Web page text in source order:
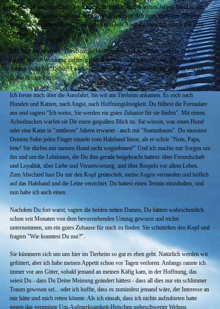
Brieftasche und erzähltest Geschichten über mich. In den letzten Jahren hast Du nur
noch mit "Ja" geantwortet und das Thema gewechselt. Ich hatte mich von "Deinem
Hund" in "nur einen Hund" verwandelt, und jede Ausgabe für mich wurde Dir zum
Dorn im Auge.
Jetzt hast Du eine neue Berufsmöglichkeit in einer anderen Stadt, und Du und sie
werdet in eine Wohnung ziehen, in der Haustiere nicht gestattet sind. Du hast die
richtige Wahl für "Deine" Familie getroffen, aber es gab einmal eine Zeit, da war ich
Deine einzige Familie.
Ich freute mich über die Autofahrt, bis wir am Tierheim ankamen. Es roch nach
Hunden und Katzen, nach Angst, nach Hoffnungslosigkeit. Du fülltest die Formulare
aus und sagtest "Ich weiss, Sie werden ein gutes Zuhause für sie finden". Mit einem
Achselzucken warfen sie Dir einen gequälten Blick zu. Sie wissen, was einen Hund
oder eine Katze in "mittleren" Jahren erwartet - auch mit "Stammbaum". Du musstest
Deinem Sohn jeden Finger einzeln vom Halsband lösen, als er schrie "Nein, Papa,
bitte! Sie dürfen mir meinen Hund nicht wegnehmen!" Und ich machte mir Sorgen um
ihn und um die Lektionen, die Du ihm gerade beigebracht hattest: über Freundschaft
und Loyalität, über Liebe und Verantwortung, und über Respekt vor allem Leben.
Zum Abschied hast Du mir den Kopf getätschelt, meine Augen vermieden und höflich
auf das Halsband und die Leine verzichtet. Du hattest einen Termin einzuhalten, und
nun habe ich auch einen.
Nachdem Du fort warst, sagten die beiden netten Damen, Du hättest wahrscheinlich
schon seit Monaten von dem bevorstehenden Umzug gewusst und nichts
unternommen, um ein gutes Zuhause für mich zu finden. Sie schüttelten den Kopf und
fragten "Wie konntest Du nur?".
Sie kümmern sich um uns hier im Tierheim so gut es eben geht. Natürlich werden wir
gefüttert, aber ich habe meinen Appetit schon vor Tagen verloren. Anfangs rannte ich
immer vor ans Gitter, sobald jemand an meinen Käfig kam, in der Hoffnung, das
seiest Du - dass Du Deine Meinung geändert hättest - dass all dies nur ein schlimmer
Traum gewesen sei... oder ich hoffte, dass es zumindest jemand wäre, der Interesse an
mir hätte und mich retten könnte. Als ich einsah, dass ich nichts aufzubieten hatte
gegen das vergnügte Um-Aufmerksamkeit-Heischen unbeschwerter Welpen,